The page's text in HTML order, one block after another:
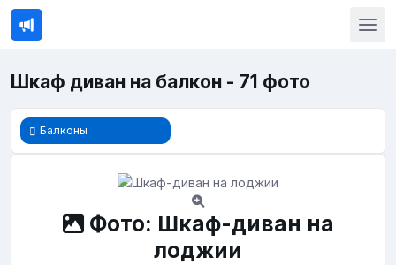
Шкаф диван на балкон - 71 фото
Балконы
Фото: Шкаф-диван на
лоджии